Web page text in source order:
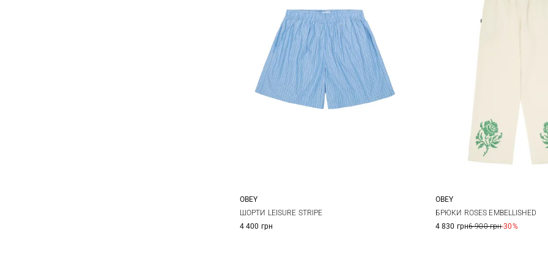
XS S
OBEY
ШОРТИ LEISURE STRIPE
4 400 грн
XS S
OBEY
БРЮКИ ROSES EMBELLISHED
4 830 грн6 900 грн-30%